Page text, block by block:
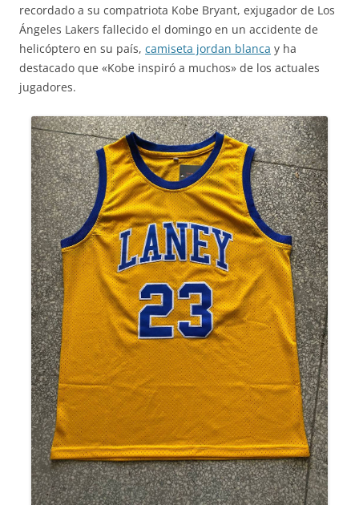
recordado a su compatriota Kobe Bryant, exjugador de Los
Ángeles Lakers fallecido el domingo en un accidente de
helicóptero en su país, camiseta jordan blanca y ha
destacado que «Kobe inspiró a muchos» de los actuales
jugadores.